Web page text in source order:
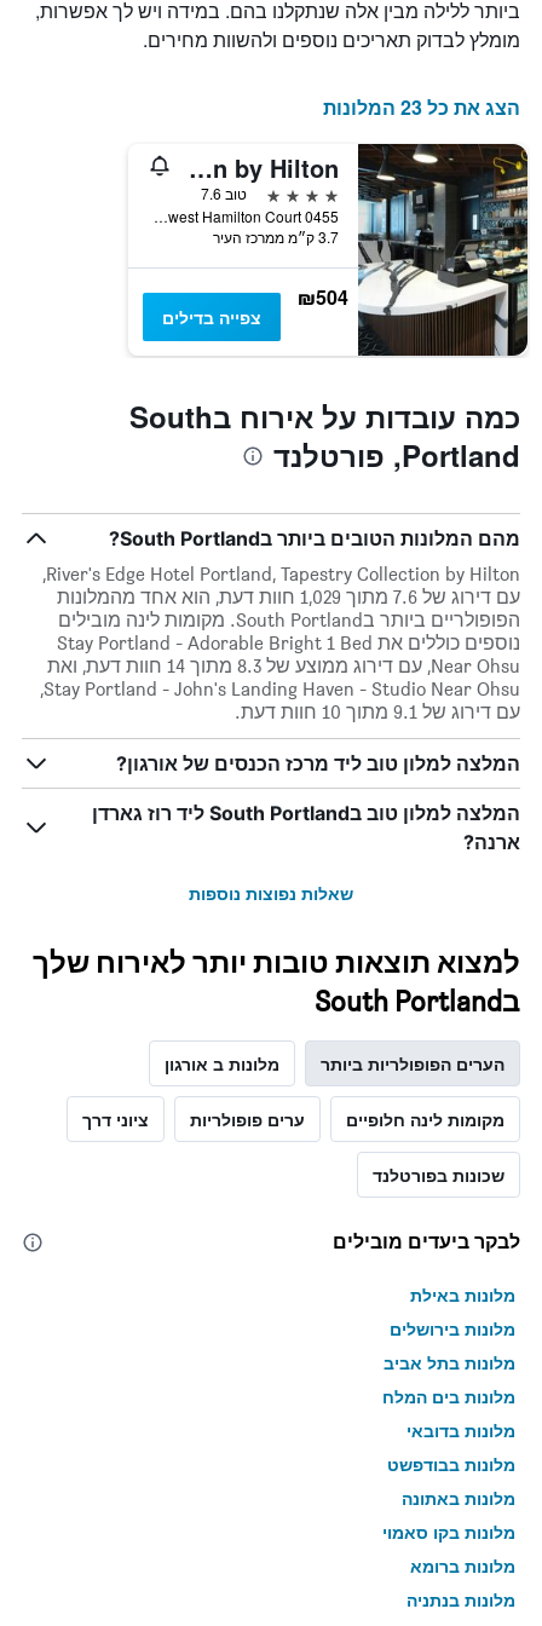
את
ימי
כולל
ציר
Y
המציג
את
מחיר
הממוצע
של
חדר
ביותר ללילה מבין אלה שנתקלנו בהם. במידה ויש לך אפשרות,
מומלץ לבדוק תאריכים נוספים ולהשוות מחירים.
הצג את כל 23 המלונות
River's Edge Hotel Portland, Tapestry Collection by Hilton
4 כוכבים
טוב 7.6
0455 Southwest Hamilton Court, פורטלנד, OR, ארצות הברית
3.7 ק״מ ממרכז העיר
₪504
צפייה בדילים
כמה עובדות על אירוח בSouth
Portland, פורטלנד
מהם המלונות הטובים ביותר בSouth Portland?
River's Edge Hotel Portland, Tapestry Collection by Hilton,
עם דירוג של 7.6 מתוך 1,029 חוות דעת, הוא אחד מהמלונות
הפופולריים ביותר בSouth Portland. מקומות לינה מובילים
נוספים כוללים את Stay Portland - Adorable Bright 1 Bed
Near Ohsu, עם דירוג ממוצע של 8.3 מתוך 14 חוות דעת, ואת
Stay Portland - John's Landing Haven - Studio Near Ohsu,
עם דירוג של 9.1 מתוך 10 חוות דעת.
המלצה למלון טוב ליד מרכז הכנסים של אורגון?
המלצה למלון טוב בSouth Portland ליד רוז גארדן
ארנה?
שאלות נפוצות נוספות
למצוא תוצאות טובות יותר לאירוח שלך
בSouth Portland
הערים הפופולריות ביותר מלונות ב אורגון
מקומות לינה חלופיים ערים פופולריות ציוני דרך
שכונות בפורטלנד
לבקר ביעדים מובילים
מלונות באילת
מלונות בירושלים
מלונות בתל אביב
מלונות בים המלח
מלונות בדובאי
מלונות בבודפשט
מלונות באתונה
מלונות בקו סאמוי
מלונות ברומא
מלונות בנתניה